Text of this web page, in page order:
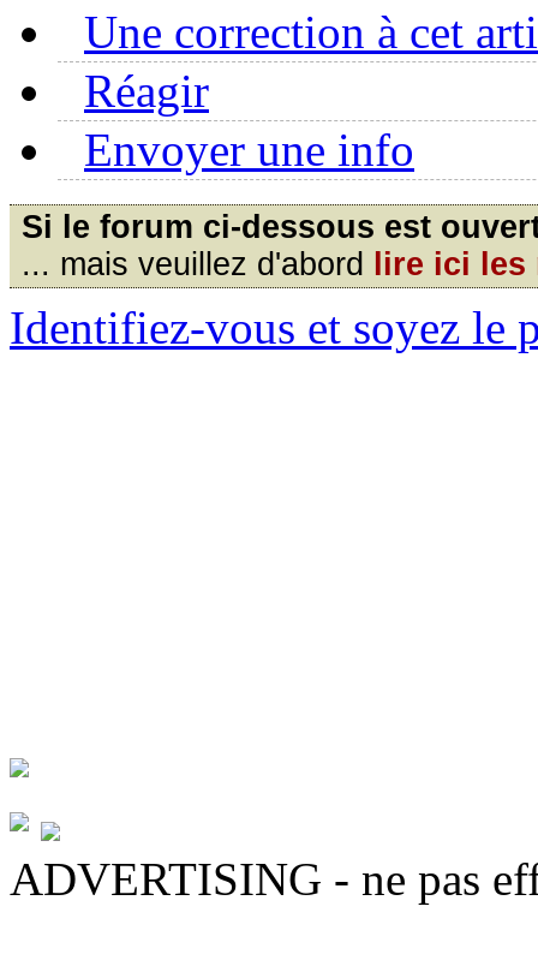
Une correction à cet
Réagir
Envoyer une info
Si le forum ci-dessous est
... mais veuillez d'abord
lire ici
Identifiez-vous et soyez le
ADVERTISING - ne pas